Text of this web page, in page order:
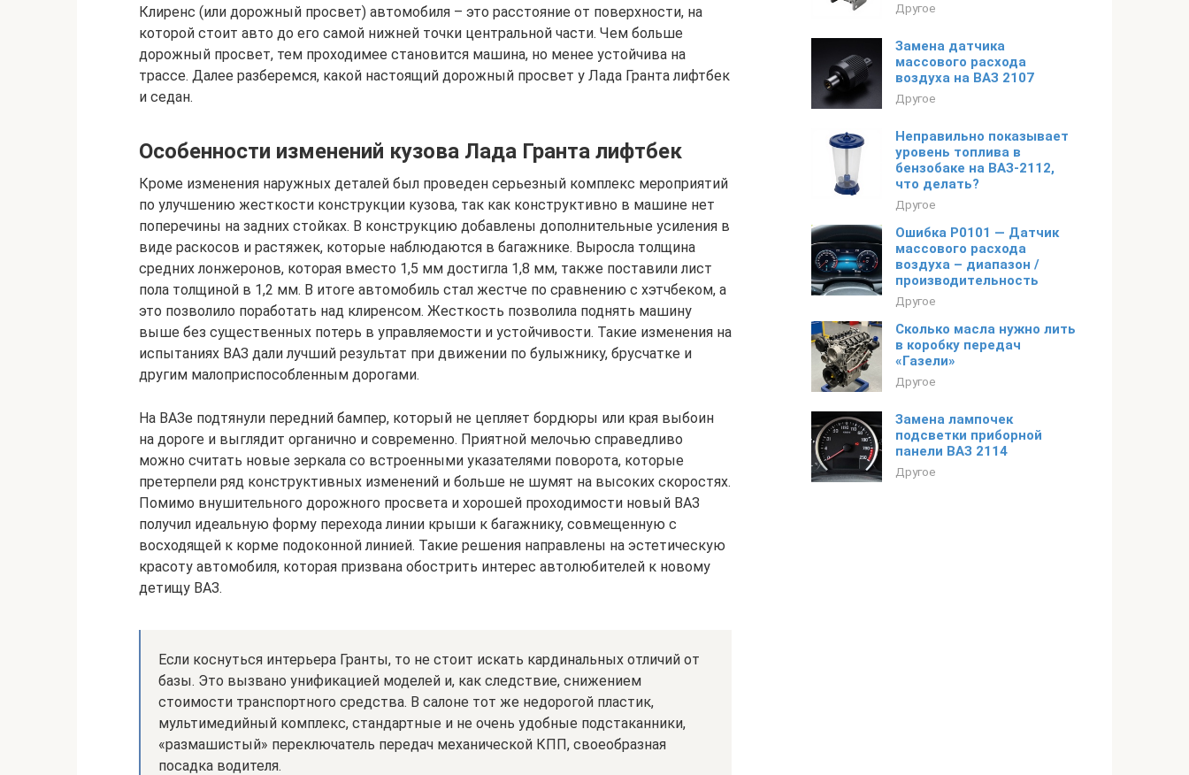
Клиренс (или дорожный просвет) автомобиля – это расстояние от поверхности, на
которой стоит авто до его самой нижней точки центральной части. Чем больше
дорожный просвет, тем проходимее становится машина, но менее устойчива на
трассе. Далее разберемся, какой настоящий дорожный просвет у Лада Гранта лифтбек
и седан.
Особенности изменений кузова Лада Гранта лифтбек
Кроме изменения наружных деталей был проведен серьезный комплекс мероприятий
по улучшению жесткости конструкции кузова, так как конструктивно в машине нет
поперечины на задних стойках. В конструкцию добавлены дополнительные усиления в
виде раскосов и растяжек, которые наблюдаются в багажнике. Выросла толщина
средних лонжеронов, которая вместо 1,5 мм достигла 1,8 мм, также поставили лист
пола толщиной в 1,2 мм. В итоге автомобиль стал жестче по сравнению с хэтчбеком, а
это позволило поработать над клиренсом. Жесткость позволила поднять машину
выше без существенных потерь в управляемости и устойчивости. Такие изменения на
испытаниях ВАЗ дали лучший результат при движении по булыжнику, брусчатке и
другим малоприспособленным дорогами.
На ВАЗе подтянули передний бампер, который не цепляет бордюры или края выбоин
на дороге и выглядит органично и современно. Приятной мелочью справедливо
можно считать новые зеркала со встроенными указателями поворота, которые
претерпели ряд конструктивных изменений и больше не шумят на высоких скоростях.
Помимо внушительного дорожного просвета и хорошей проходимости новый ВАЗ
получил идеальную форму перехода линии крыши к багажнику, совмещенную с
восходящей к корме подоконной линией. Такие решения направлены на эстетическую
красоту автомобиля, которая призвана обострить интерес автолюбителей к новому
детищу ВАЗ.
Если коснуться интерьера Гранты, то не стоит искать кардинальных отличий от
базы. Это вызвано унификацией моделей и, как следствие, снижением
стоимости транспортного средства. В салоне тот же недорогой пластик,
мультимедийный комплекс, стандартные и не очень удобные подстаканники,
«размашистый» переключатель передач механической КПП, своеобразная
посадка водителя.
Другое
Замена датчика
массового расхода
воздуха на ВАЗ 2107
Другое
Неправильно показывает
уровень топлива в
бензобаке на ВАЗ-2112,
что делать?
Другое
Ошибка P0101 — Датчик
массового расхода
воздуха – диапазон /
производительность
Другое
Сколько масла нужно лить
в коробку передач
«Газели»
Другое
Замена лампочек
подсветки приборной
панели ВАЗ 2114
Другое